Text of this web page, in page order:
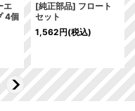
エ
4個
[純正部品] フロート
セット
1,562円(税込)